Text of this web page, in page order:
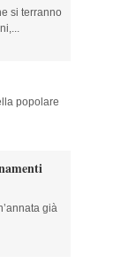
si terranno
popolare
già